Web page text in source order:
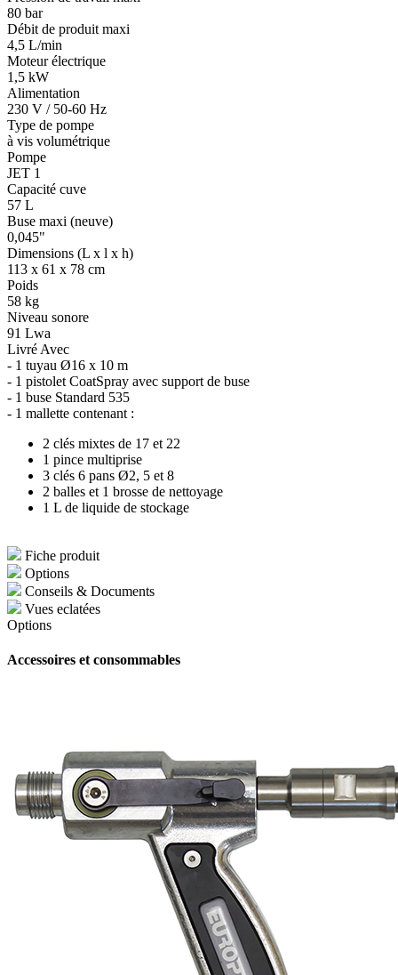
80 bar
Débit de produit maxi
4,5 L/min
Moteur électrique
1,5 kW
Alimentation
230 V / 50-60 Hz
Type de pompe
à vis volumétrique
Pompe
JET 1
Capacité cuve
57 L
Buse maxi (neuve)
0,045"
Dimensions (L x l x h)
113 x 61 x 78 cm
Poids
58 kg
Niveau sonore
91 Lwa
Livré Avec
- 1 tuyau Ø16 x 10 m
- 1 pistolet CoatSpray avec support de buse
- 1 buse Standard 535
- 1 mallette contenant :
2 clés mixtes de 17 et 22
1 pince multiprise
3 clés 6 pans Ø2, 5 et 8
2 balles et 1 brosse de nettoyage
1 L de liquide de stockage
Fiche produit
Options
Conseils & Documents
Vues eclatées
Options
Accessoires et consommables